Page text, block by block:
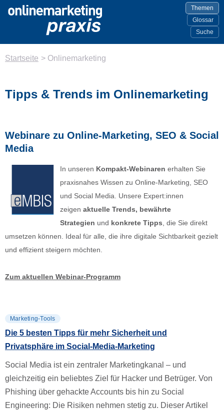
Themen
Glossar
Suche
Startseite > Onlinemarketing
Tipps & Trends im Onlinemarketing
Webinare zu Online-Marketing, SEO & Social
Media
In unseren Kompakt-Webinaren erhalten Sie
praxisnahes Wissen zu Online-Marketing, SEO
und Social Media. Unsere Expert:innen
zeigen aktuelle Trends, bewährte
Strategien und konkrete Tipps , die Sie direkt
umsetzen können. Ideal für alle, die ihre digitale Sichtbarkeit gezielt
und effizient steigern möchten.
Zum aktuellen Webinar-Programm
Marketing-Tools
Die 5 besten Tipps für mehr Sicherheit und
Privatsphäre im Social-Media-Marketing
Social Media ist ein zentraler Marketingkanal – und
gleichzeitig ein beliebtes Ziel für Hacker und Betrüger. Von
Phishing über gehackte Accounts bis hin zu Social
Engineering: Die Risiken nehmen stetig zu. Dieser Artikel